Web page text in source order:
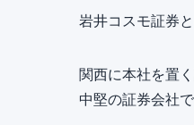
岩井コスモ証券
関西に本社を置
中堅の証券会社で